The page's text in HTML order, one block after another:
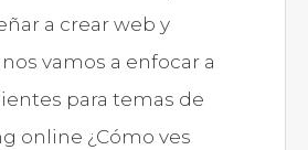
a crear web y
vamos a enfocar a
para temas de
online ¿Cómo ves